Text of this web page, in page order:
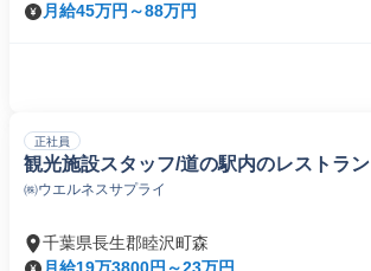
月給45万円～88万円
正社員
観光施設スタッフ/道の駅内のレストラン
㈱ウエルネスサプライ
千葉県長生郡睦沢町森